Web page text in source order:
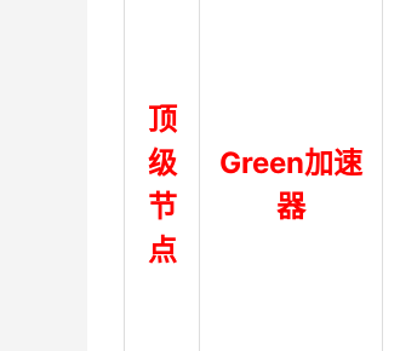
顶
级
节
点
Green加速
器